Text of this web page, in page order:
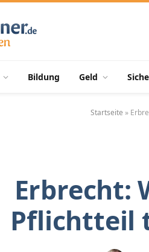
Bildung Geld
Startseite »
Erbrecht:
Pflichtteil